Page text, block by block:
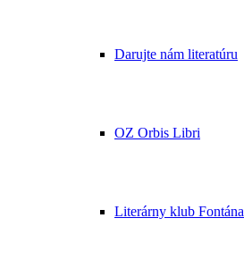
Darujte nám literatúru
OZ Orbis Libri
Literárny klub Fontána